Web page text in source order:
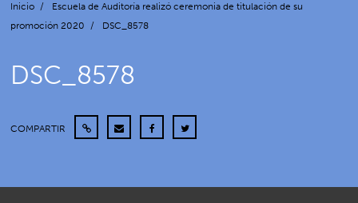
Inicio /
Escuela de Auditoría realizó ceremonia de titulación de su
promoción 2020
/ DSC_8578
DSC_8578
COMPARTIR